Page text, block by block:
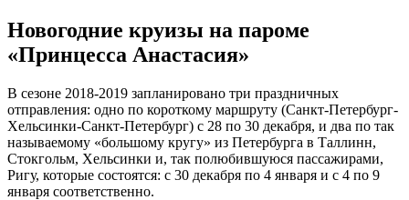
Новогодние круизы на пароме
«Принцесса Анастасия»
В сезоне 2018-2019 запланировано три праздничных
отправления: одно по короткому маршруту (Санкт-Петербург-
Хельсинки-Санкт-Петербург) с 28 по 30 декабря, и два по так
называемому «большому кругу» из Петербурга в Таллинн,
Стокгольм, Хельсинки и, так полюбившуюся пассажирами,
Ригу, которые состоятся: с 30 декабря по 4 января и с 4 по 9
января соответственно.